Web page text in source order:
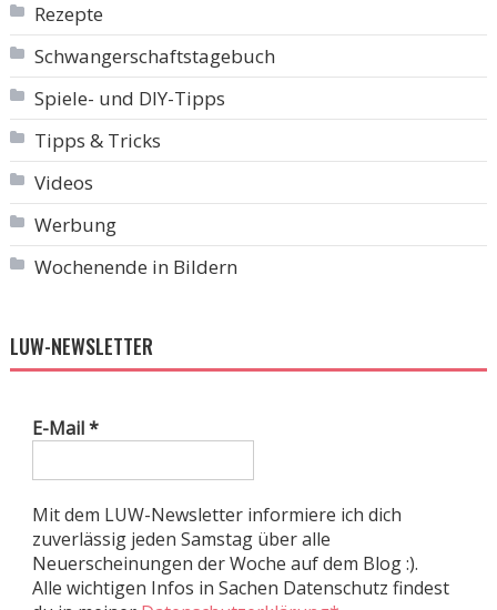
Rezepte
Schwangerschaftstagebuch
Spiele- und DIY-Tipps
Tipps & Tricks
Videos
Werbung
Wochenende in Bildern
LUW-NEWSLETTER
E-Mail*
Mit dem LUW-Newsletter informiere ich dich
zuverlässig jeden Samstag über alle
Neuerscheinungen der Woche auf dem Blog :).
Alle wichtigen Infos in Sachen Datenschutz findest